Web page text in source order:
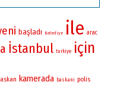
başladı Belediye ile arac
İstanbul turkiye için
kamerada baskani polis